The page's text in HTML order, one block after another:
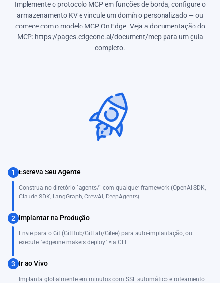
Implemente o protocolo MCP em funções de borda, configure o
armazenamento KV e vincule um domínio personalizado — ou
comece com o modelo MCP On Edge. Veja a documentação do
MCP: https://pages.edgeone.ai/document/mcp para um guia
completo.
1 Escreva Seu Agente
Construa no diretório `agents/` com qualquer framework (OpenAI SDK,
Claude SDK, LangGraph, CrewAI, DeepAgents).
2 Implantar na Produção
Envie para o Git (GitHub/GitLab/Gitee) para auto-implantação, ou
execute `edgeone makers deploy` via CLI.
3 Ir ao Vivo
Implanta globalmente em minutos com SSL automático e roteamento